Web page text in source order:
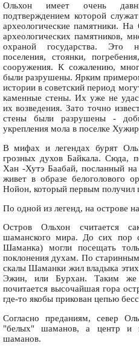
Ольхон имеет очень
подтверждением которой
археологические памятники.
археологических памятников,
охраной государства. Это
поселения, стоянки,
сооружения. К сожалению,
были разрушены. Ярким
истории в советский период
каменные стены. Их уже не
их возведения. Зато точно
стены были разрушены -
укрепления мола в поселке
В мифах и легендах бурят
грозных духов Байкала. Сюда,
Хан -Хутэ Баабай, посланный
живет в образе белоголового
Нойон, который первым получил
По одной из легенд, на острове
Остров Ольхон считается
шаманского мира. До сих пор
Шаманка) могли посещать
поклонения духам. По
скалы Шаманки жил владыка
Эжин, или Бурхан. Таким
почитается высочайшая гора
где-то якобы прикован цепью
Согласно преданиям, север
"белых" шаманов, а центр и
шаманов.